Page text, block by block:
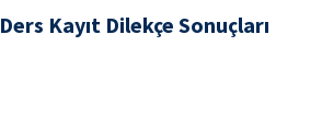
Ders Kayıt Dilekçe Sonuçları